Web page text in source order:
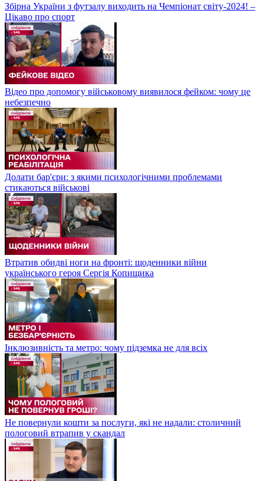
Збірна України з футзалу виходить на Чемпіонат світу-2024! –
Цікаво про спорт
Відео про допомогу військовому виявилося фейком: чому це
небезпечно
Долати бар'єри: з якими психологічними проблемами
стикаються військові
Втратив обидві ноги на фронті: щоденники війни
українського героя Сергія Копищика
Інклюзивність та метро: чому підземка не для всіх
Не повернули кошти за послуги, які не надали: столичний
пологовий втрапив у скандал